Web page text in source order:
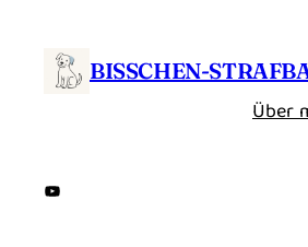
BISSCHEN-
Über
YouTube